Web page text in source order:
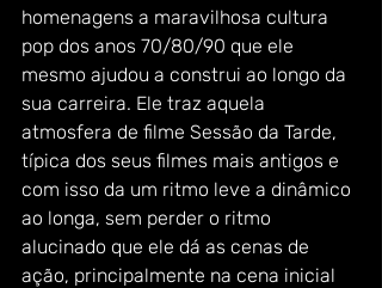
homenagens a maravilhosa cultura
pop dos anos 70/80/90 que ele
mesmo ajudou a construi ao longo da
sua carreira. Ele traz aquela
atmosfera de filme Sessão da Tarde,
típica dos seus filmes mais antigos e
com isso da um ritmo leve a dinâmico
ao longa, sem perder o ritmo
alucinado que ele dá as cenas de
ação, principalmente na cena inicial